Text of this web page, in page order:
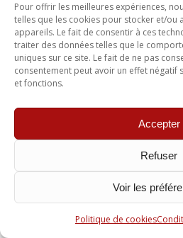
Pour offrir les meilleures expériences,
telles que les cookies pour stocker et/ou
appareils. Le fait de consentir à ces
traiter des données telles que le
uniques sur ce site. Le fait de ne pas
consentement peut avoir un effet négatif
et fonctions.
Accepter
Refuser
Voir les
Politique de cookies